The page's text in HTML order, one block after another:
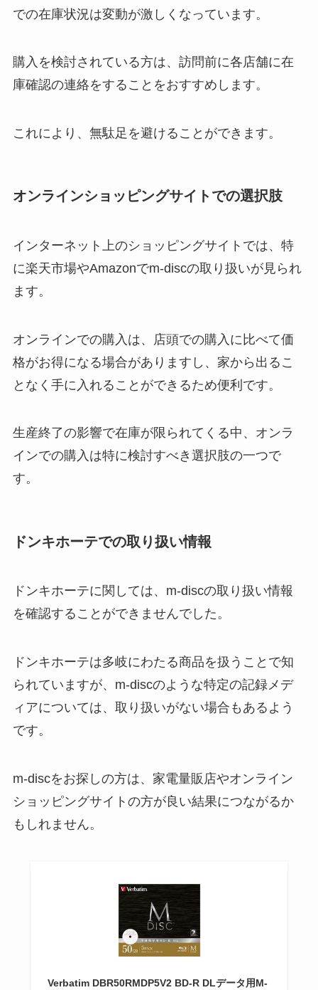
あるの？
ビオリスは販売終了？売ってない
の？その理由など大調査！
作りできる？
での在庫状況は変動が激しくなっています。
購入を検討されている方は、訪問前に各店舗に在
庫確認の連絡をすることをおすすめします。
これにより、無駄足を避けることができます。
オンラインショッピングサイトでの選択肢
インターネット上のショッピングサイトでは、特
に楽天市場やAmazonでm-discの取り扱いが見られ
ます。
オンラインでの購入は、店頭での購入に比べて価
格がお得になる場合がありますし、家から出るこ
となく手に入れることができるため便利です。
生産終了の影響で在庫が限られてくる中、オンラ
インでの購入は特に検討すべき選択肢の一つで
す。
ドンキホーテでの取り扱い情報
ドンキホーテに関しては、m-discの取り扱い情報
を確認することができませんでした。
ドンキホーテは多岐にわたる商品を扱うことで知
られていますが、m-discのような特定の記録メデ
ィアについては、取り扱いがない場合もあるよう
です。
m-discをお探しの方は、家電量販店やオンライン
ショッピングサイトの方が良い結果につながるか
もしれません。
Verbatim DBR50RMDP5V2 BD-R DLデータ用M-